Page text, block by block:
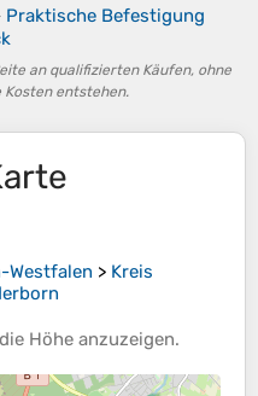
Praktische Befestigung
an qualifizierten Käufen, ohne
Kosten entstehen.
Westfalen > Kreis
Höhe anzuzeigen.